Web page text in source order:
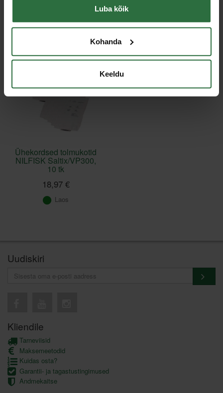
Luba kõik
Kohanda
Keeldu
Viimati vaadatud
Ühekordsed tolmukotid
NILFISK Saltix/VP300,
10 tk
18,97 €
Laos
Uudiskiri
Kliendile
Tarneviisid
Maksemeetodid
Kuidas osta?
Garantii- ja tagastustingimused
Andmekaitse